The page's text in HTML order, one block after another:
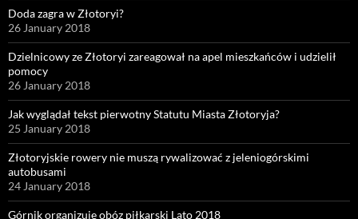
Doda zagra w Złotoryi?
26 January 2018
Dzielnicowy ze Złotoryi zareagował na apel mieszkańców i udzielił
pomocy
26 January 2018
Jak wyglądał tekst pierwotny Statutu Miasta Złotoryja?
25 January 2018
Złotoryjskie rowery nie muszą rywalizować z jeleniogórskimi
autobusami
24 January 2018
Górnik organizuje obóz piłkarski Lato 2018